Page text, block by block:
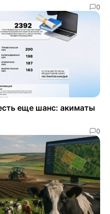
0
еще шанс: акиматы
0